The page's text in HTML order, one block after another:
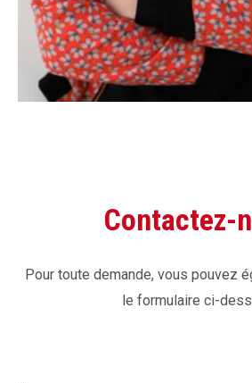
Contactez-
Pour toute demande, vous pouvez
le formulaire ci-